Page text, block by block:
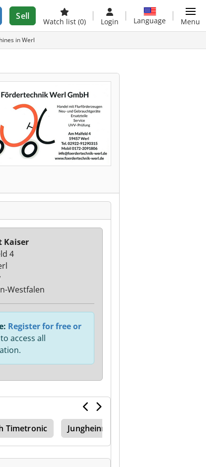
Sell
Watch list (0) Login Language Menu
in Werl
Kaiser
4
Westfalen
Register for free or
to access all
Timetronic Jungheinrich